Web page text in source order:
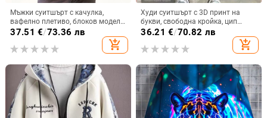
Мъжки суитшърт с качулка,
вафелно плетиво, блоков модел,
полиестерна материя, жакардова
37.51 €/73.36 лв
add_shopping_cart
Худи суитшърт с 3D принт на
букви, свободна кройка, цип
отпред, триизмерен джоб с
36.21 €/70.82 лв
add_shopping_cart